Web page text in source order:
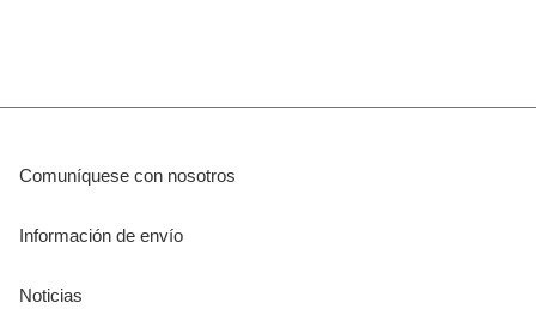
Comuníquese con nosotros
Información de envío
Noticias